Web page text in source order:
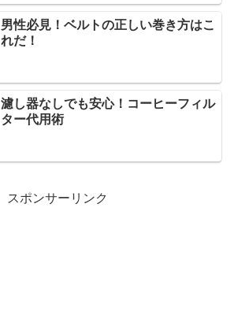
男性必見！ベルトの正しい巻き方はこ
れだ！
濾し器なしでも安心！コーヒーフィル
ター代用術
スポンサーリンク